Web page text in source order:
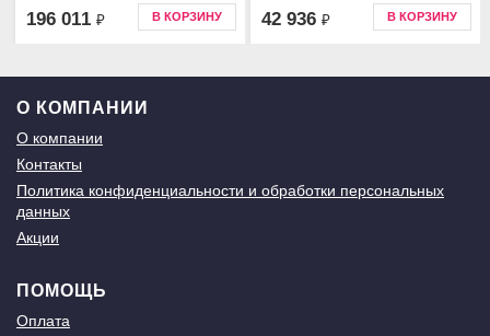
196 011 ₽ В КОРЗИНУ 42 936 ₽ В КОРЗИНУ
О КОМПАНИИ
О компании
Контакты
Политика конфиденциальности и обработки персональных
данных
Акции
ПОМОЩЬ
Оплата